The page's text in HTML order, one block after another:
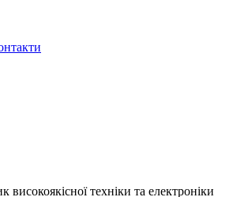
високоякісної техніки та електроніки